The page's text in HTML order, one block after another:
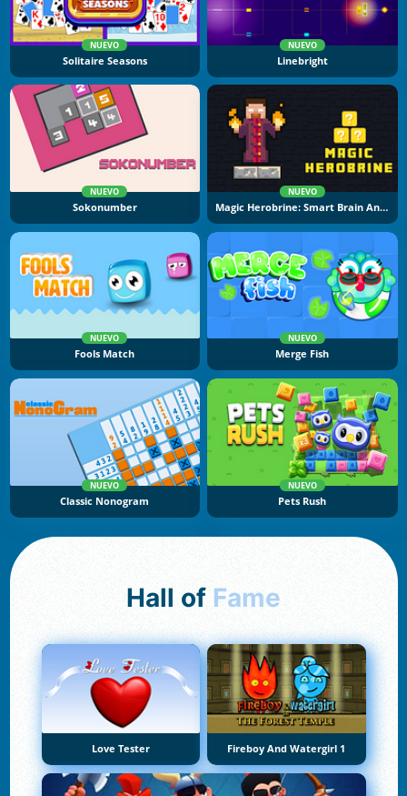
NUEVO
Solitaire Seasons
NUEVO
Linebright
NUEVO
Sokonumber
NUEVO
Magic Herobrine: Smart Brain And Puzzle Quest
NUEVO
Fools Match
NUEVO
Merge Fish
NUEVO
Classic Nonogram
NUEVO
Pets Rush
Hall of Fame
Love Tester Fireboy And Watergirl 1